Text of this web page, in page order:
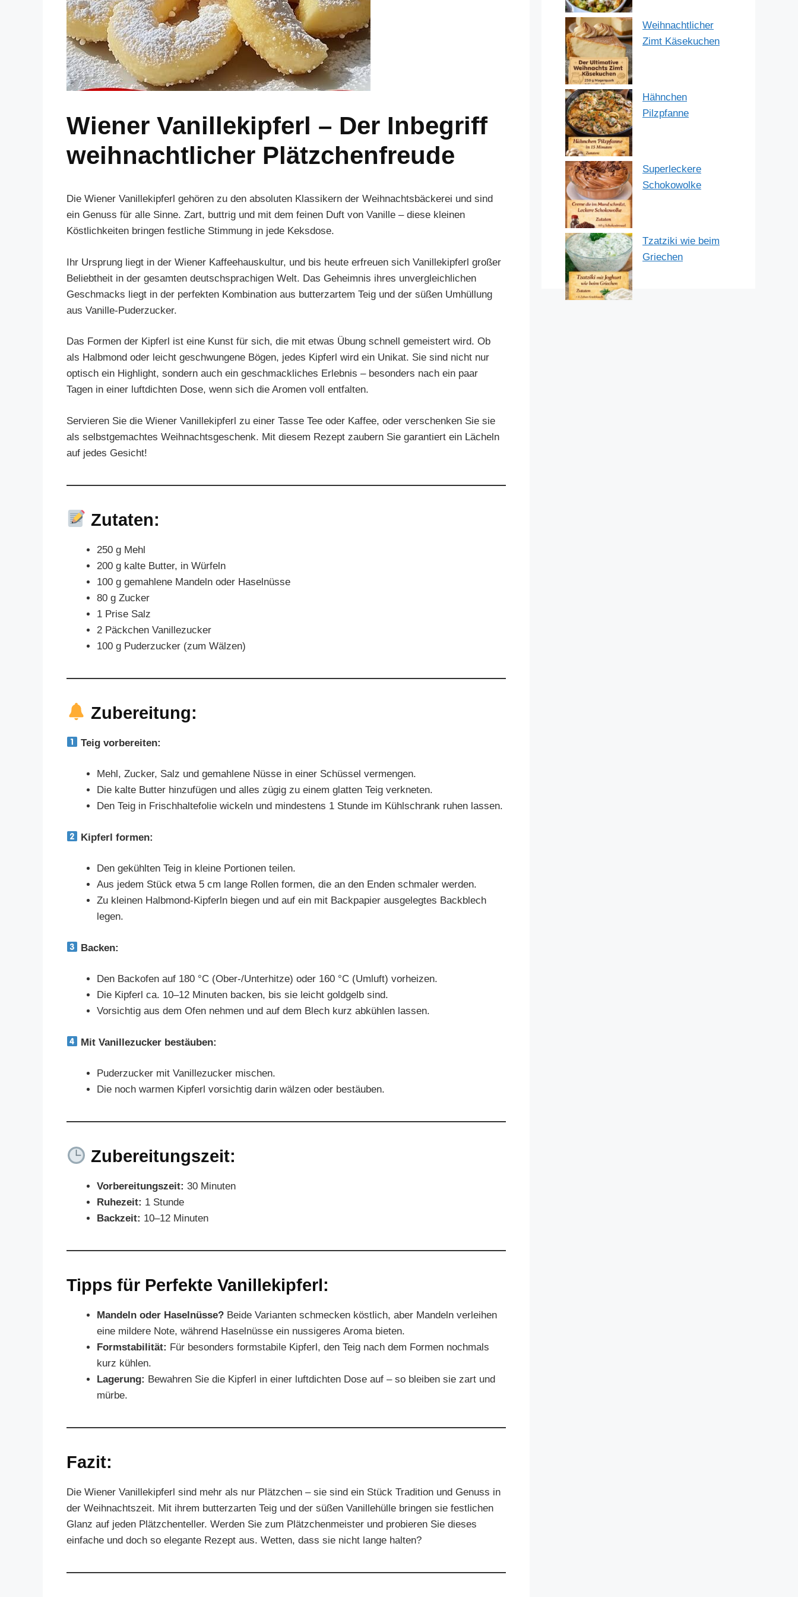
Wiener Vanillekipferl – Der Inbegriff
weihnachtlicher Plätzchenfreude
Die Wiener Vanillekipferl gehören zu den absoluten Klassikern der Weihnachtsbäckerei und sind
ein Genuss für alle Sinne. Zart, buttrig und mit dem feinen Duft von Vanille – diese kleinen
Köstlichkeiten bringen festliche Stimmung in jede Keksdose.
Ihr Ursprung liegt in der Wiener Kaffeehauskultur, und bis heute erfreuen sich Vanillekipferl großer
Beliebtheit in der gesamten deutschsprachigen Welt. Das Geheimnis ihres unvergleichlichen
Geschmacks liegt in der perfekten Kombination aus butterzartem Teig und der süßen Umhüllung
aus Vanille-Puderzucker.
Das Formen der Kipferl ist eine Kunst für sich, die mit etwas Übung schnell gemeistert wird. Ob
als Halbmond oder leicht geschwungene Bögen, jedes Kipferl wird ein Unikat. Sie sind nicht nur
optisch ein Highlight, sondern auch ein geschmackliches Erlebnis – besonders nach ein paar
Tagen in einer luftdichten Dose, wenn sich die Aromen voll entfalten.
Servieren Sie die Wiener Vanillekipferl zu einer Tasse Tee oder Kaffee, oder verschenken Sie sie
als selbstgemachtes Weihnachtsgeschenk. Mit diesem Rezept zaubern Sie garantiert ein Lächeln
auf jedes Gesicht!
Zutaten:
250 g Mehl
200 g kalte Butter, in Würfeln
100 g gemahlene Mandeln oder Haselnüsse
80 g Zucker
1 Prise Salz
2 Päckchen Vanillezucker
100 g Puderzucker (zum Wälzen)
Zubereitung:
Teig vorbereiten:
Mehl, Zucker, Salz und gemahlene Nüsse in einer Schüssel vermengen.
Die kalte Butter hinzufügen und alles zügig zu einem glatten Teig verkneten.
Den Teig in Frischhaltefolie wickeln und mindestens 1 Stunde im Kühlschrank ruhen lassen.
Kipferl formen:
Den gekühlten Teig in kleine Portionen teilen.
Aus jedem Stück etwa 5 cm lange Rollen formen, die an den Enden schmaler werden.
Zu kleinen Halbmond-Kipferln biegen und auf ein mit Backpapier ausgelegtes Backblech
legen.
Backen:
Den Backofen auf 180 °C (Ober-/Unterhitze) oder 160 °C (Umluft) vorheizen.
Die Kipferl ca. 10–12 Minuten backen, bis sie leicht goldgelb sind.
Vorsichtig aus dem Ofen nehmen und auf dem Blech kurz abkühlen lassen.
Mit Vanillezucker bestäuben:
Puderzucker mit Vanillezucker mischen.
Die noch warmen Kipferl vorsichtig darin wälzen oder bestäuben.
Zubereitungszeit:
Vorbereitungszeit: 30 Minuten
Ruhezeit: 1 Stunde
Backzeit: 10–12 Minuten
Tipps für Perfekte Vanillekipferl:
Mandeln oder Haselnüsse? Beide Varianten schmecken köstlich, aber Mandeln verleihen
eine mildere Note, während Haselnüsse ein nussigeres Aroma bieten.
Formstabilität: Für besonders formstabile Kipferl, den Teig nach dem Formen nochmals
kurz kühlen.
Lagerung: Bewahren Sie die Kipferl in einer luftdichten Dose auf – so bleiben sie zart und
mürbe.
Fazit:
Die Wiener Vanillekipferl sind mehr als nur Plätzchen – sie sind ein Stück Tradition und Genuss in
der Weihnachtszeit. Mit ihrem butterzarten Teig und der süßen Vanillehülle bringen sie festlichen
Glanz auf jeden Plätzchenteller. Werden Sie zum Plätzchenmeister und probieren Sie dieses
einfache und doch so elegante Rezept aus. Wetten, dass sie nicht lange halten?
Weihnachtlicher
Zimt Käsekuchen
Hähnchen
Pilzpfanne
Superleckere
Schokowolke
Tzatziki wie beim
Griechen